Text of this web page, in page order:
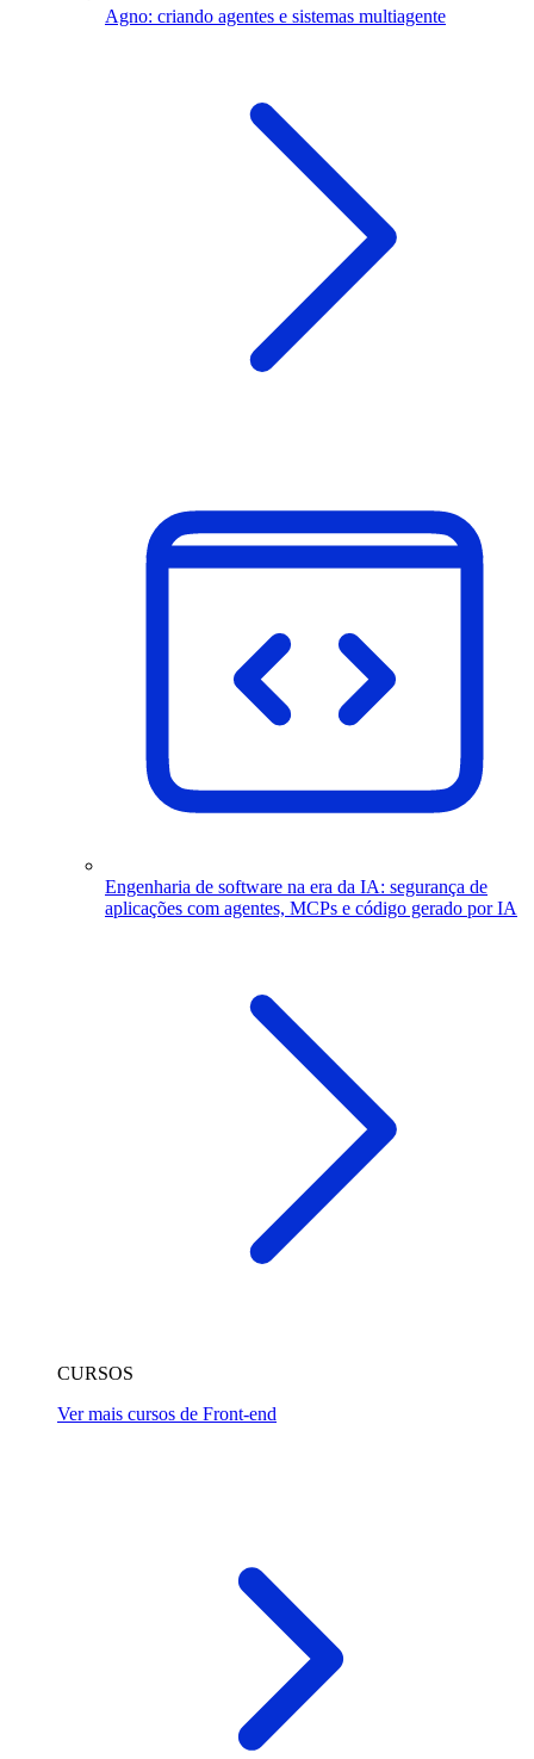
Agno: criando agentes e sistemas multiagente
Engenharia de software na era da IA: segurança de
aplicações com agentes, MCPs e código gerado por IA
CURSOS
Ver mais cursos de Front-end